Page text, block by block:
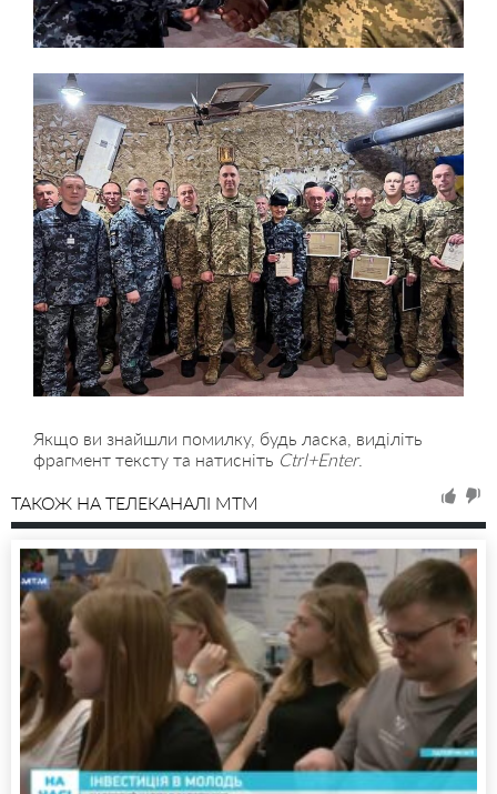
Якщо ви знайшли помилку, будь ласка, виділіть
фрагмент тексту та натисніть Ctrl+Enter.
ТАКОЖ НА ТЕЛЕКАНАЛІ MTM